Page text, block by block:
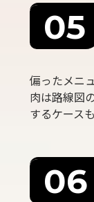
偏ったメニ
肉は路線図
するケース